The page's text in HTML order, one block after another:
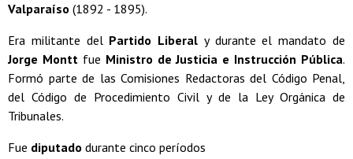
Valparaíso (1892 - 1895).
Era militante del Partido Liberal y durante el mandato de
Jorge Monttfue Ministro de Justicia e Instrucción Pública.
Formó parte de las Comisiones Redactoras del Código Penal,
del Código de Procedimiento Civil y de la Ley Orgánica de
Tribunales.
Fue diputado durante cinco períodos